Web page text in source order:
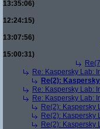
13:35:06)
12:24:15)
13:07:56)
15:00:31)
Re: Kaspersky Lab:
Re(2):
Re: Kaspersky Lab:
Re: Kaspersky Lab:
Re(2): Kaspersky
Re(2): Kaspersky
Re(2): Kaspersky